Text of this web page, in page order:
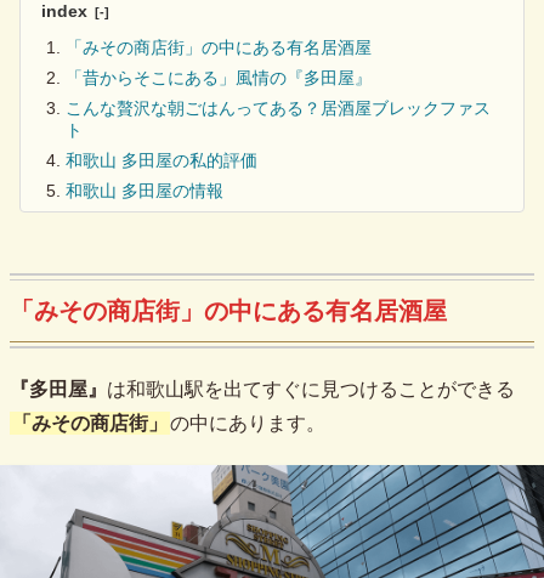
index
「みその商店街」の中にある有名居酒屋
「昔からそこにある」風情の『多田屋』
こんな贅沢な朝ごはんってある？居酒屋ブレックファス
ト
和歌山 多田屋の私的評価
和歌山 多田屋の情報
「みその商店街」の中にある有名居酒屋
『多田屋』 は和歌山駅を出てすぐに見つけることができる
「みその商店街」 の中にあります。